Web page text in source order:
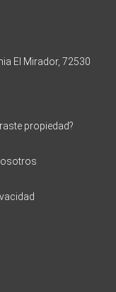
El Mirador, 72530
propiedad?